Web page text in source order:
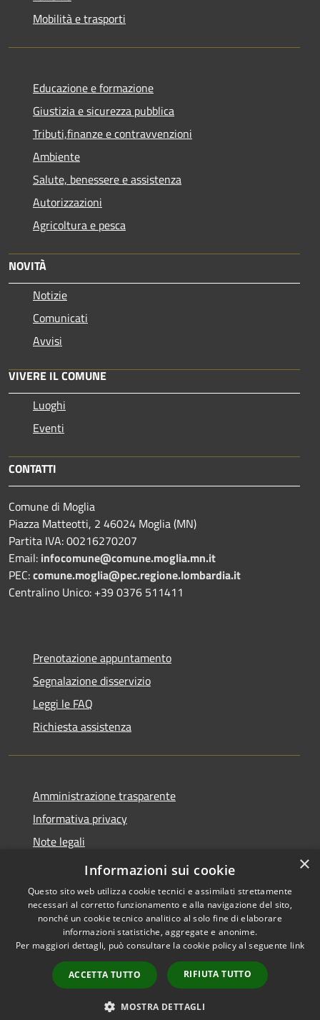
Mobilità e trasporti
Educazione e formazione
Giustizia e sicurezza pubblica
Tributi,finanze e contravvenzioni
Ambiente
Salute, benessere e assistenza
Autorizzazioni
Agricoltura e pesca
NOVITÀ
Notizie
Comunicati
Avvisi
VIVERE IL COMUNE
Luoghi
Eventi
CONTATTI
Comune di Moglia
Piazza Matteotti, 2 46024 Moglia (MN)
Partita IVA: 00216270207
Email: infocomune@comune.moglia.mn.it
PEC:comune.moglia@pec.regione.lombardia.it
Centralino Unico: +39 0376 511411
Prenotazione appuntamento
Segnalazione disservizio
Leggi le FAQ
Richiesta assistenza
Amministrazione trasparente
Informativa privacy
Note legali
Dichiarazione di accessibilità
Accessibilità
Copyright © 2026 • Comune di
Moglia • Powered by
Municipium•
Accesso
redazione
×
Informazioni sui cookie
Questo sito web utilizza cookie tecnici e assimilati strettamente
necessari al corretto funzionamento e alla navigazione del sito,
nonché un cookie tecnico analitico al solo fine di elaborare
informazioni statistiche, aggregate e anonime.
Per maggiori dettagli, può consultare la cookie policy al seguente link
ACCETTA TUTTO RIFIUTA TUTTO
MOSTRA DETTAGLI